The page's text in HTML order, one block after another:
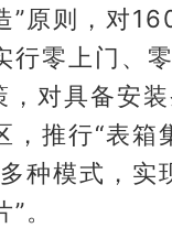
”原则，对
行零上门、
，对具备安
，推行“表箱
种模式，实
。